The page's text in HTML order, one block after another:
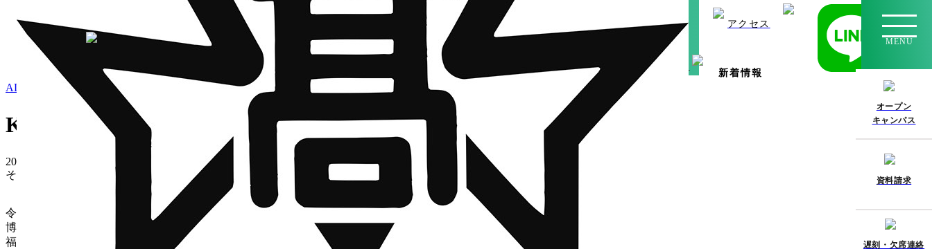
保護者・在校生の方へ 受験をお考えの方へ 中学校の先生方へ アクセス
学科・コース クラブ活動・パラマ塾 キャンパスライフ 入学案内
新着情報
よくある質問
MENU
資料請求
オープン
キャンパス
遅刻・欠席連絡
ホーム > 新着情報 KBC高校生のじかん ブース出展（e-sports部)
ALL 緊急/重要 クラブ活動 保護者・在校生の方へ 受験生の方へ 中学校の先生方へその他
KBC高校生のじかん ブース出展（e-sports部)
2026.03.09
その他
令和８年３月８日（日）
博多駅前広場にて
福岡第一高校と第一薬科大学付属高等学校のeスポーツ部が